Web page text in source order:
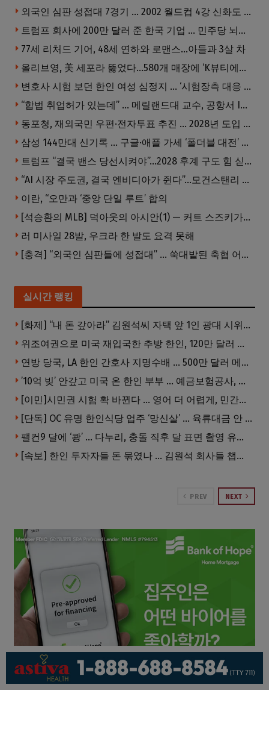
외국인 심판 성접대 7경기 … 2002 월드컵 4강 신화도 흔들
트럼프 회사에 200만 달러 준 한국 기업 … 민주당 뇌물의혹 조사
77세 리처드 기어, 48세 연하와 로맨스…아들과 3살 차
올리브영, 美 세포라 뚫었다…580개 매장에 ‘K뷰티에딧’ 론칭
변호사 시험 보던 한인 여성 심정지 … ‘시험장측 대응 부적절’ 소송
“합법 취업허가 있는데” … 메릴랜드대 교수, 공항서 ICE에 체포, 구금 중
동포청, 재외국민 우편·전자투표 추진 … 2028년 도입 목표
삼성 144만대 신기록 … 구글·애플 가세 ‘폴더블 대전’ 열린다
트럼프 “결국 밴스 당선시켜야”…2028 후계 구도 힘 싣나
“AI 시장 주도권, 결국 엔비디아가 쥔다”…모건스탠리 장담
이란, “오만과 ‘중앙 단일 루트’ 합의
[석승환의 MLB] 덕아웃의 아시안(1) — 커트 스즈키가 우리에게 묻는 것
러 미사일 28발, 우크라 한 발도 요격 못해
[충격] “외국인 심판들에 성접대” … 쑥대밭된 축협 어디까지 추락하나
실시간 랭킹
[화제] “내 돈 갚아라” 김원석씨 자택 앞 1인 광대 시위 … 한인 투자사, “108만 달러 못받아”
위조여권으로 미국 재입국한 추방 한인, 120만 달러 은행 사기 행각
연방 당국, LA 한인 간호사 지명수배 … 500만 달러 메디캐어 사기, 선고 직전 한국 도주
’10억 빚’ 안갚고 미국 온 한인 부부 … 예금보험공사, 미국서 소송
[이민]시민권 시험 확 바뀐다 … 영어 더 어렵게, 민간시험 도입 추진
[단독] OC 유명 한인식당 업주 ‘망신살’ … 육류대금 안 갚자 식당서 공개추심
팰컨9 달에 ‘쾅’ … 다누리, 충돌 직후 달 표면 촬영 유일 탐사선
[속보] 한인 투자자들 돈 묶였나 … 김원석 회사들 챕터7 강제파산·자진파산 잇따라 신청
PREV NEXT